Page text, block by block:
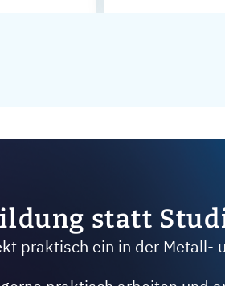
statt
praktisch ein in der Metall-